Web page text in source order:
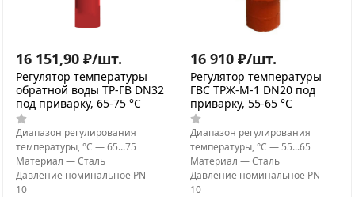
16 151,90 ₽/шт.
Регулятор температуры
обратной воды ТР-ГВ DN32
под приварку, 65-75 °C
Диапазон регулирования
температуры, °С —65...75
Материал —Сталь
Давление номинальное PN —
10
16 910 ₽/шт.
Регулятор температуры
ГВС ТРЖ-М-1 DN20 под
приварку, 55-65 °C
Диапазон регулирования
температуры, °С — 55...65
Материал —Сталь
Давление номинальное PN —
10